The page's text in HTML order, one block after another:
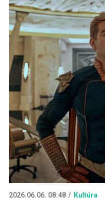
2026.06.06. 08:48 Kultúra